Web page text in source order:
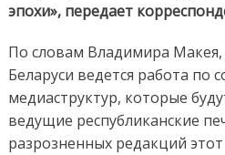
эпохи», передает
По словам Владимира
Беларуси ведется работа по
медиаструктур, которые
ведущие республиканские
разрозненных редакций